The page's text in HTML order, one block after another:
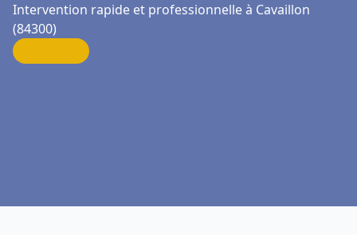
Intervention rapide et professionnelle à Cavaillon
(84300)